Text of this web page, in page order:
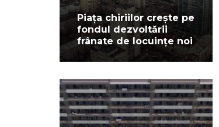
Piața chiriilor crește pe
fondul dezvoltării
frânate de locuințe noi